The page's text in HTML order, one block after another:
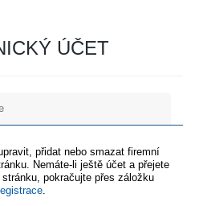
ÚČET
přidat nebo smazat firemní
Nemáte-li ještě účet a přejete
pokračujte přes záložku
.